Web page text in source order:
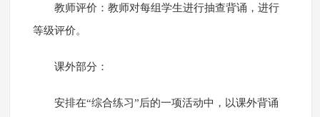
教师评价：教师对每组学生进行抽查背诵，进行
等级评价。
课外部分：
安排在“综合练习”后的一项活动中，以课外背诵